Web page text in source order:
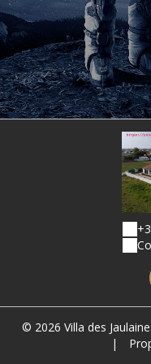
© 2026 Villa des
|